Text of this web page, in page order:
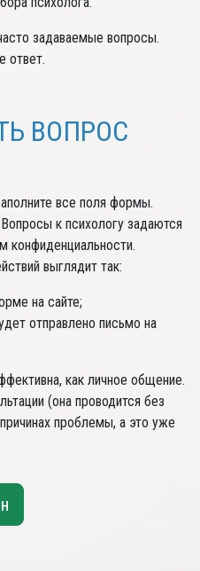
задаваемые вопросы.
ответ.
ВОПРОС
все поля формы.
к психологу задаются
конфиденциальности.
выглядит так:
на сайте;
отправлено письмо на
как личное общение.
(она проводится без
проблемы, а это уже